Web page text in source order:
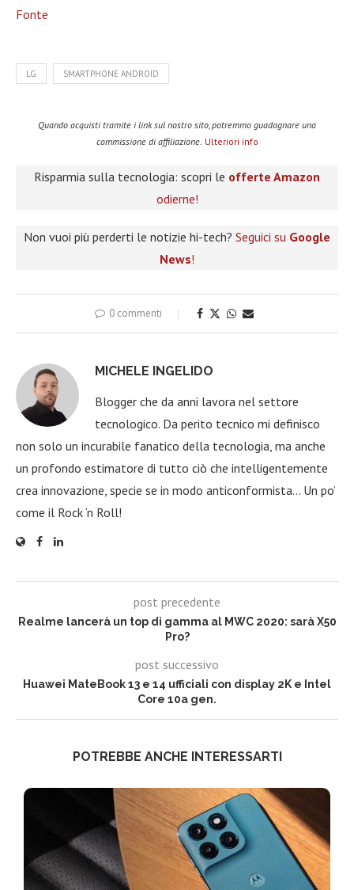
Fonte
LG SMARTPHONE ANDROID
Quando acquisti tramite i link sul nostro sito, potremmo guadagnare una
commissione di affiliazione. Ulteriori info
Risparmia sulla tecnologia: scopri le offerte Amazon
odierne!
Non vuoi più perderti le notizie hi-tech? Seguici su Google
News!
0 commenti
MICHELE INGELIDO
Blogger che da anni lavora nel settore
tecnologico. Da perito tecnico mi definisco
non solo un incurabile fanatico della tecnologia, ma anche
un profondo estimatore di tutto ciò che intelligentemente
crea innovazione, specie se in modo anticonformista… Un po’
come il Rock ‘n Roll!
post precedente
Realme lancerà un top di gamma al MWC 2020: sarà X50
Pro?
post successivo
Huawei MateBook 13 e 14 ufficiali con display 2K e Intel
Core 10a gen.
POTREBBE ANCHE INTERESSARTI